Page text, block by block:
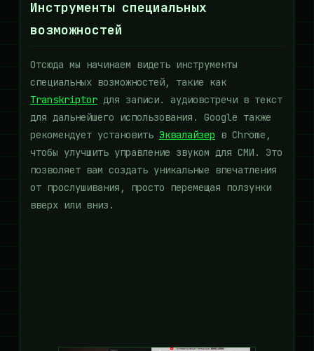
Инструменты специальных
возможностей
Отсюда мы начинаем видеть инструменты
специальных возможностей, такие как
Transkriptor для записи. аудиовстречи в текст
для дальнейшего использования. Google также
рекомендует установить Эквалайзер в Chrome,
чтобы улучшить управление звуком для СМИ. Это
позволяет вам создать уникальные впечатления
от прослушивания, просто перемещая ползунки
вверх или вниз.